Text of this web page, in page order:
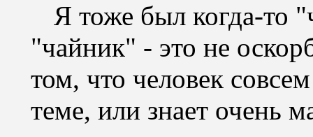
Я тоже был когда-то
"чайник" - это не
том, что человек
теме, или знает очень